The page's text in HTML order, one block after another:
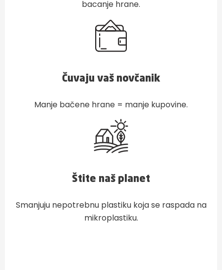
bacanje hrane.
Čuvaju vaš novčanik
Manje bačene hrane = manje kupovine.
Štite naš planet
Smanjuju nepotrebnu plastiku koja se raspada na
mikroplastiku.